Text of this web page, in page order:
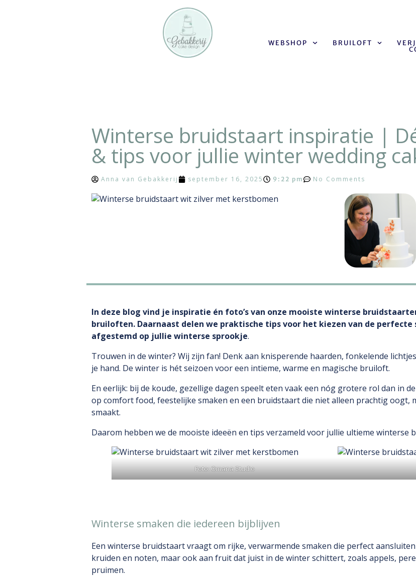
WEBSHOP BRUILOFT
Winterse bruidstaart inspiratie |
& tips voor jullie winter wedding
Anna van Gebakkerij september 16, 2025 9:22 pm No Comments
In deze blog vind je inspiratie én foto’s van onze mooiste winterse
bruiloften. Daarnaast delen we praktische tips voor het kiezen van de
afgestemd op jullie winterse sprookje.
Trouwen in de winter? Wij zijn fan! Denk aan knisperende haarden, fonkelende
je hand. De winter is hét seizoen voor een intieme, warme en magische bruiloft.
En eerlijk: bij de koude, gezellige dagen speelt eten vaak een nóg grotere rol dan in
op comfort food, feestelijke smaken en een bruidstaart die niet alleen prachtig oogt,
smaakt.
Daarom hebben we de mooiste ideeën en tips verzameld voor jullie ultieme winterse
Foto: Omana Studio
Winterse smaken die iedereen bijblijven
Een winterse bruidstaart vraagt om rijke, verwarmende smaken die perfect
kruiden en noten, maar ook aan fruit dat juist in de winter schittert, zoals appels,
pruimen.